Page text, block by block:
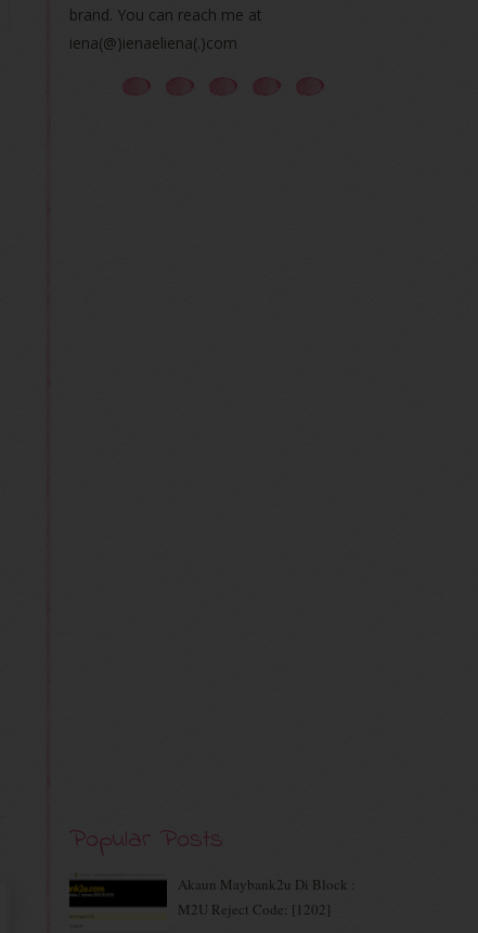
brand. You can reach me at
iena(@)ienaeliena(.)com
Popular Posts
Akaun Maybank2u Di Block :
M2U Reject Code: [1202]